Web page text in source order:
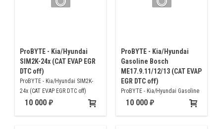
ProBYTE - Kia/Hyundai
SIM2K-24x (CAT EVAP EGR
DTC off)
ProBYTE - Kia/Hyundai SIM2K-
24x (CAT EVAP EGR DTC off)
10 000
ProBYTE - Kia/Hyundai
Gasoline Bosch
ME17.9.11/12/13 (CAT EVAP
EGR DTC off)
ProBYTE - Kia/Hyundai Gasoline
Bosch ME17.9.11/12/13 (CAT
10 000